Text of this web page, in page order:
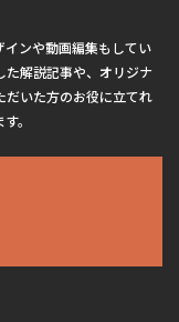
インや動画編集もしてい
た解説記事や、オリジナ
だいた方のお役に立てれ
。